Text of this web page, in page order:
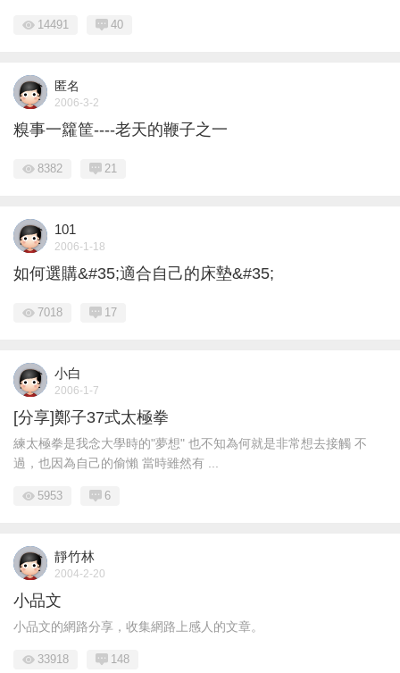
14491 40
匿名
2006-3-2
糗事一籮筐----老天的鞭子之一
8382 21
101
2006-1-18
如何選購&#35;適合自己的床墊&#35;
7018 17
小白
2006-1-7
[分享]鄭子37式太極拳
練太極拳是我念大學時的"夢想" 也不知為何就是非常想去接觸 不
過，也因為自己的偷懶 當時雖然有 ...
5953 6
靜竹林
2004-2-20
小品文
小品文的網路分享，收集網路上感人的文章。
33918 148